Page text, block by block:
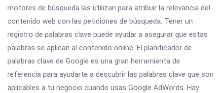
motores de búsqueda las utilizan para atribuir la relevancia del
contenido web con las peticiones de búsqueda. Tener un
registro de palabras clave puede ayudar a asegurar que estas
palabras se aplican al contenido online. El planificador de
palabras clave de Google es una gran herramienta de
referencia para ayudarte a descubrir las palabras clave que son
aplicables a tu negocio cuando usas Google AdWords. Hay